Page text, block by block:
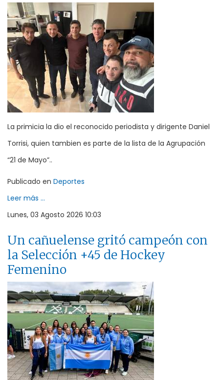
La primicia la dio el reconocido periodista y dirigente Daniel
Torrisi, quien tambien es parte de la lista de la Agrupación
“21 de Mayo”..
Publicado en Deportes
Leer más ...
Lunes, 03 Agosto 2026 10:03
Un cañuelense gritó campeón con
la Selección +45 de Hockey
Femenino